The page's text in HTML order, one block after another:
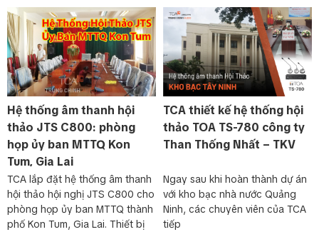
để bật/ tắt micro và loa riêng cho từng đại biểu. Như
vậy bất cứ đại biểu nào tham gia vào cuộc họp đều có
thể nghe và nói bất cứ lúc nào.
Chức năng của
hộp chủ tịchtương tự như hộp đại biểu,
ngoài ra còn có một chức năng ưu tiên được tích hợp
vào và điều khiển bằng phím “ưu tiên”. Phím này có khả
năng ngắt hẳn hoặc ngắt tạm thời các micro đại biểu
đang kích hoạt, tùy thuộc vào thiết lập bên trong của
hộp chủ tịch bằng công tắc chuyển.
Chức năngghi âm mp3
được tích hợp sẵn cho phép
ghi âm các cuộc hội thảo, nghe trước cuộc hội thảo
trước khi phát ra, phát lại cuộc hội thảo trước đó cho
các đại biểu nghe.
Hệ thống âm thanh hội
thảo JTS C800: phòng
họp ủy ban MTTQ Kon
Tum, Gia Lai
TCA lắp đặt hệ thống âm thanh
hội thảo hội nghị JTS C800 cho
phòng họp ủy ban MTTQ thành
phố Kon Tum, Gia Lai. Thiết bị
TCA thiết kế hệ thống hội
thảo TOA TS-780 công ty
Than Thống Nhất – TKV
Ngay sau khi hoàn thành dự án
với kho bạc nhà nước Quảng
Ninh, các chuyên viên của TCA
tiếp